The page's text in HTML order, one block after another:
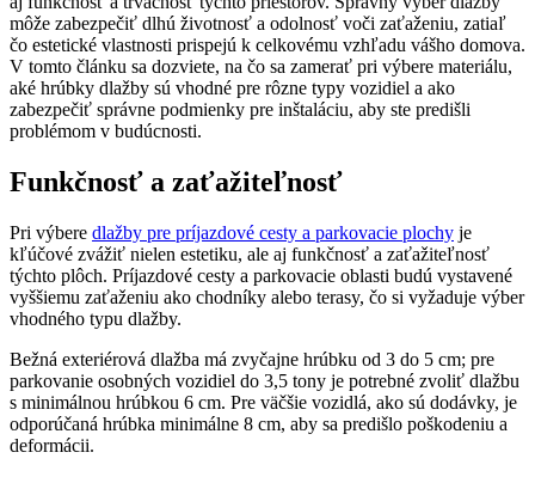
môže zabezpečiť dlhú životnosť a odolnosť voči zaťaženiu, zatiaľ
čo estetické vlastnosti prispejú k celkovému vzhľadu vášho domova.
V tomto článku sa dozviete, na čo sa zamerať pri výbere materiálu,
aké hrúbky dlažby sú vhodné pre rôzne typy vozidiel a ako
zabezpečiť správne podmienky pre inštaláciu, aby ste predišli
problémom v budúcnosti.
Funkčnosť a zaťažiteľnosť
Pri výbere dlažby pre príjazdové cesty a parkovacie plochy je
kľúčové zvážiť nielen estetiku, ale aj funkčnosť a zaťažiteľnosť
týchto plôch. Príjazdové cesty a parkovacie oblasti budú vystavené
vyššiemu zaťaženiu ako chodníky alebo terasy, čo si vyžaduje výber
vhodného typu dlažby.
Bežná exteriérová dlažba má zvyčajne hrúbku od 3 do 5 cm; pre
parkovanie osobných vozidiel do 3,5 tony je potrebné zvoliť dlažbu
s minimálnou hrúbkou 6 cm. Pre väčšie vozidlá, ako sú dodávky, je
odporúčaná hrúbka minimálne 8 cm, aby sa predišlo poškodeniu a
deformácii.